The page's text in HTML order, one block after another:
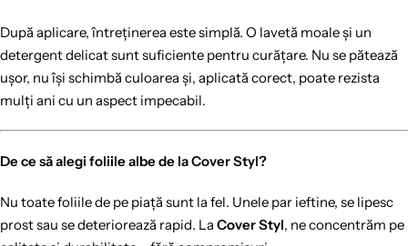
După aplicare, întreținerea este simplă. O lavetă moale și un
detergent delicat sunt suficiente pentru curățare. Nu se pătează
ușor, nu își schimbă culoarea și, aplicată corect, poate rezista
mulți ani cu un aspect impecabil.
De ce să alegi foliile albe de la Cover Styl?
Nu toate foliile de pe piață sunt la fel. Unele par ieftine, se lipesc
prost sau se deteriorează rapid. La Cover Styl, ne concentrăm pe